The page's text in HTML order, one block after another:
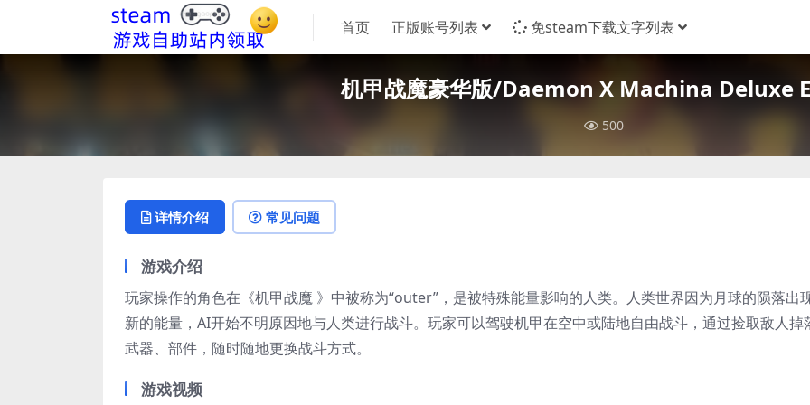
首页 正版账号列表 免steam下载文字列表
机甲战魔豪华版/Daemon X Machina Deluxe
500
详情介绍 常见问题
游戏介绍
玩家操作的角色在《机甲战魔 》中被称为“outer”，是被特殊能量影响的人类。人类世界因为月球的陨落出
新的能量，AI开始不明原因地与人类进行战斗。玩家可以驾驶机甲在空中或陆地自由战斗，通过捡取敌人掉
武器、部件，随时随地更换战斗方式。
游戏视频